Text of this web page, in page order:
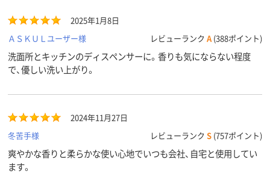
2025年1月8日
ＡＳＫＵＬユーザー様
レビューランク A (388ポイント)
洗面所とキッチンのディスペンサーに。香りも気にならない程度
で、優しい洗い上がり。
2024年11月27日
冬苦手様
レビューランク S (757ポイント)
爽やかな香りと柔らかな使い心地でいつも会社、自宅と使用してい
ます。